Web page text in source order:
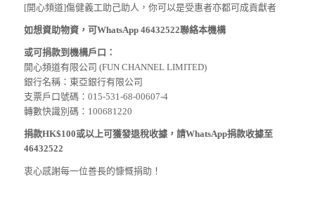
[開心頻道]傷健義工助己助人，你可以是受惠者亦都可成貢獻者
如想資助物資，可WhatsApp 46432522聯絡本機構
或可捐款到機構戶口：
開心頻道有限公司 (FUN CHANNEL LIMITED)
銀行名稱：東亞銀行有限公司
支票戶口號碼：015-531-68-00607-4
轉數快識別碼：100681220
捐款HK$100或以上可獲發退稅收據，請WhatsApp捐款收據至
46432522
衷心感謝每一位善長的慷慨捐助！